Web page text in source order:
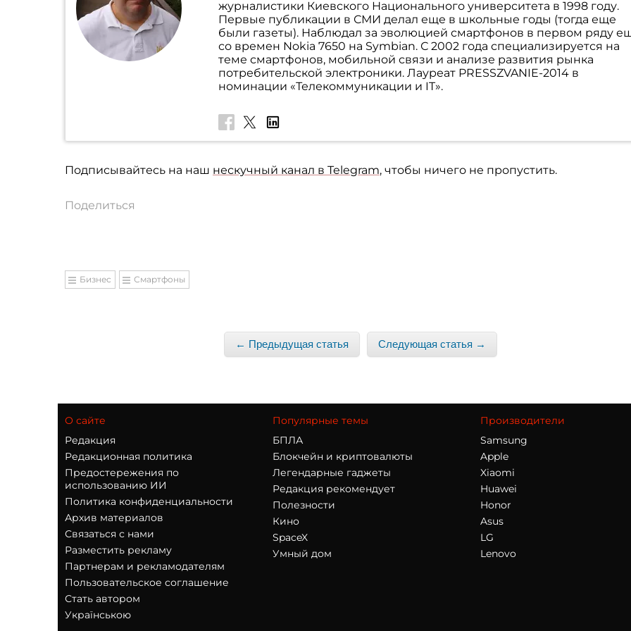
журналистики Киевского Национального университета в 1998 году.
Первые публикации в СМИ делал еще в школьные годы (тогда еще
были газеты). Наблюдал за эволюцией смартфонов в первом ряду
со времен Nokia 7650 на Symbian. С 2002 года специализируется на
теме смартфонов, мобильной связи и анализе развития рынка
потребительской электроники. Лауреат PRESSZVANIE-2014 в
номинации «Телекоммуникации и IT».
Подписывайтесь на наш нескучный канал в Telegram, чтобы ничего не пропустить.
Поделиться
Бизнес Смартфоны
← Предыдущая статья Следующая статья →
О сайте
Редакция
Редакционная политика
Предостережения по
использованию ИИ
Политика конфиденциальности
Архив материалов
Связаться с нами
Разместить рекламу
Партнерам и рекламодателям
Пользовательское соглашение
Стать автором
Українською
Популярные темы
БПЛА
Блокчейн и криптовалюты
Легендарные гаджеты
Редакция рекомендует
Полезности
Кино
SpaceX
Умный дом
Производители
Samsung
Apple
Xiaomi
Huawei
Honor
Asus
LG
Lenovo